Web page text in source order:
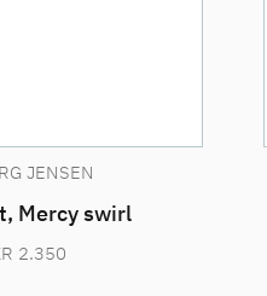
JENSEN
Mercy swirl
2.350